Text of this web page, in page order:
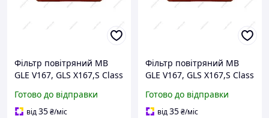
Фільтр повітряний MB
GLE V167, GLS X167,S Class
(13-22) (19982901) VIKA
Готово до відправки
від35₴/міс
Фільтр повітряний MB
GLE V167, GLS X167,S Class
(13-22) (19982901) VIKA
Готово до відправки
від35₴/міс